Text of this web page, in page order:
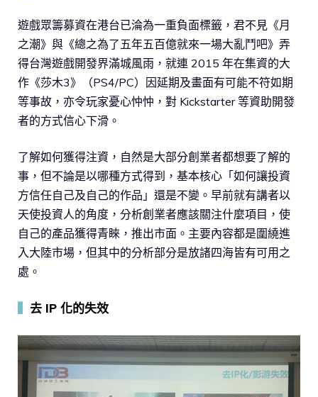
遊戲眾籌募資在港台已淪為一重負面標籤，君不見《月
之潮》與《總之為了五年五百億就來一場大亂鬥吧》弄
得台灣遊戲開發界滿城風雨，就連 2015 年在集資的大
作《莎木3》（PS4/PC）因延期及畫面有可能不符如期
等事故，亦令玩家憂心忡忡，對 Kickstarter 等資助開發
者的方式信心下滑。
了解如何獲得注資，自然是大部分創業者都想要了解的
事，但不論是以哪種方式得到，基本核心「如何讓投資
方信任自己及自己的作品」還是不變。早前就有講者以
天使投資人的角度，分析創業者應該關注什麼項目，使
自己的產品獲得青睞，推出市面。主要內容都是圍繞進
入大陸市場，但其中的分析部分是放諸四海皆有可用之
處。
去 IP 化的失效